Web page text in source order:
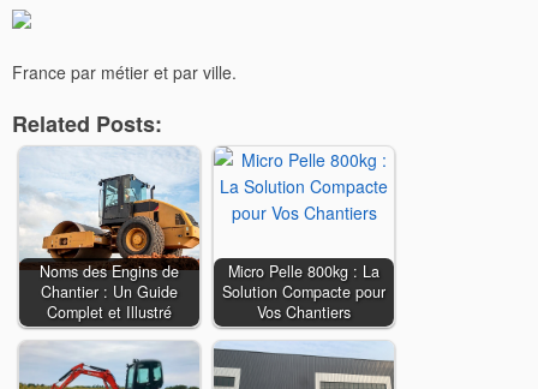
France par métier et par ville.
Related Posts:
Noms des Engins de
Chantier : Un Guide
Complet et Illustré
Micro Pelle 800kg : La
Solution Compacte pour
Vos Chantiers